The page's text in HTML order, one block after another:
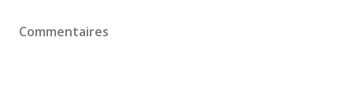
Commentaires